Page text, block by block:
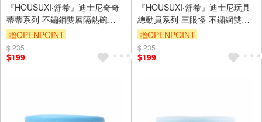
『HOUSUXI‧舒希』迪士尼奇奇
蒂蒂系列-不鏽鋼雙層隔熱碗
420ml(A3)
贈OPENPOINT
$ 235
$199
『HOUSUXI‧舒希』迪士尼玩具
總動員系列-三眼怪-不鏽鋼雙層
隔熱碗420ml(A3)
贈OPENPOINT
$ 235
$199